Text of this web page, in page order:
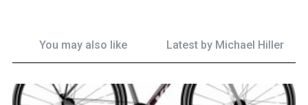
You may also like Latest by Michael Hiller